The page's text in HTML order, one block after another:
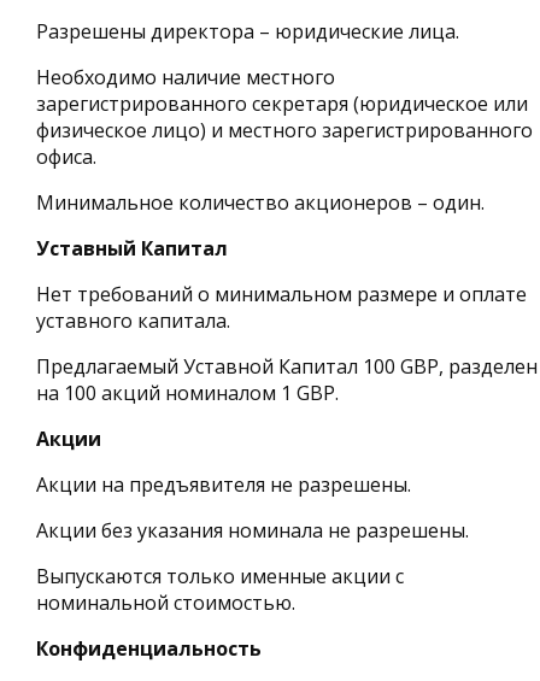
Разрешены директора – юридические лица.
Необходимо наличие местного
зарегистрированного секретаря (юридическое или
физическое лицо) и местного зарегистрированного
офиса.
Минимальное количество акционеров – один.
Уставный Капитал
Нет требований о минимальном размере и оплате
уставного капитала.
Предлагаемый Уставной Капитал 100 GBP, разделен
на 100 акций номиналом 1 GBP.
Акции
Акции на предъявителя не разрешены.
Акции без указания номинала не разрешены.
Выпускаются только именные акции с
номинальной стоимостью.
Конфиденциальность